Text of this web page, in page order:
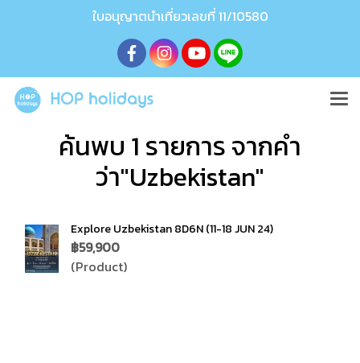
ใบอนุญาตนำเที่ยวเลขที่ 11/10580
ค้นพบ 1 รายการ จากคำ
ว่า"Uzbekistan"
Explore Uzbekistan 8D6N (11-18 JUN 24)
฿59,900
(Product)